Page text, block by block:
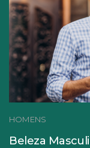
HOMENS
Beleza